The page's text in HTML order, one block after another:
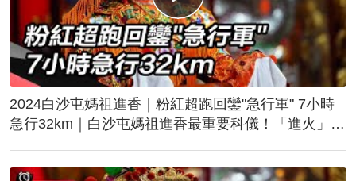
2024白沙屯媽祖進香｜粉紅超跑回鑾"急行軍" 7小時
急行32km｜白沙屯媽祖進香最重要科儀！「進火」儀